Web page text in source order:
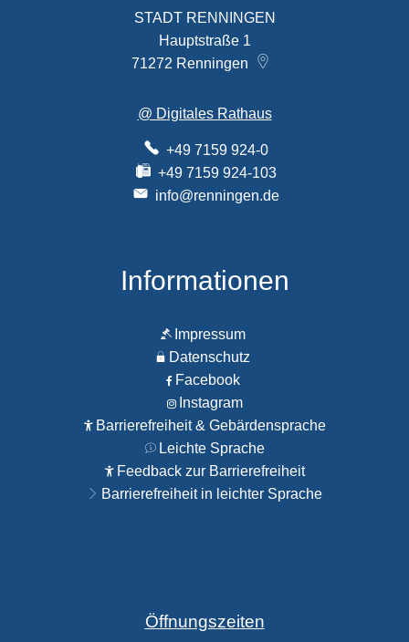
STADT RENNINGEN
Hauptstraße 1
71272 Renningen
@ Digitales Rathaus
+49 7159 924-0
+49 7159 924-103
info@renningen.de
Informationen
Impressum
Datenschutz
Facebook
Instagram
Barrierefreiheit & Gebärdensprache
Leichte Sprache
Feedback zur Barrierefreiheit
Barrierefreiheit in leichter Sprache
Öffnungszeiten